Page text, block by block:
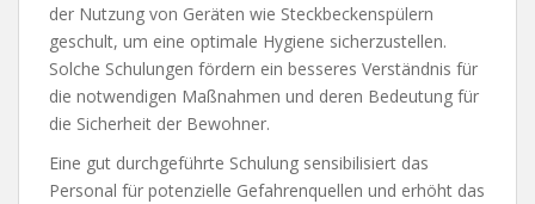
der Nutzung von Geräten wie Steckbeckenspülern
geschult, um eine optimale Hygiene sicherzustellen.
Solche Schulungen fördern ein besseres Verständnis für
die notwendigen Maßnahmen und deren Bedeutung für
die Sicherheit der Bewohner.
Eine gut durchgeführte Schulung sensibilisiert das
Personal für potenzielle Gefahrenquellen und erhöht das